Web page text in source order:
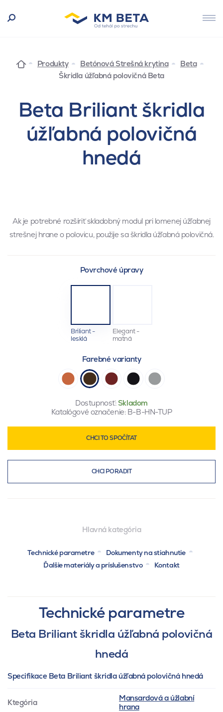
Produkty Betónová Strešná krytina
Beta
Škridla úžľabná polovičná Beta
Beta Briliant škridla
úžľabná polovičná
hnedá
Ak je potrebné rozšíriť skladobný modul pri lomenej úžľabnej
strešnej hrane o polovicu, použije sa škridla úžľabná polovičná.
Povrchové úpravy
Briliant -
lesklá
Elegant -
matná
Farebné varianty
Dostupnosť:Skladom
Katalógové označenie: B-B-HN-TUP
CHCI TO SPOČÍTAT
CHCI PORADIT
Hlavná kategória
Technické parametre
Dokumenty na stiahnutie
Ďalšie materiály a príslušenstvo
Kontakt
Technické parametre
Beta Briliant škridla úžľabná polovičná
hnedá
Specifikace Beta Briliant škridla úžľabná polovičná hnedá
Ktegória
Mansardová a úžlabní
hrana